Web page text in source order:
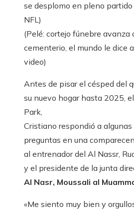
se desplomo en pleno partido
NFL)
(Pelé: cortejo fúnebre avanza
cementerio, el mundo le dice
video)
Antes de pisar el césped del
su nuevo hogar hasta 2025,
Park,
Cristiano respondió a algunas
preguntas en una
al entrenador del Al Nassr,
y el presidente de la junta
Al Nasr, Moussali al
«Me siento muy bien y